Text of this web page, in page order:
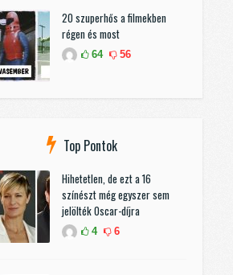
20 szuperhős a filmekben
régen és most
64 56
Top Pontok
Hihetetlen, de ezt a 16
színészt még egyszer sem
jelölték Oscar-díjra
4 6